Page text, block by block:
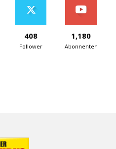
408
Follower
1,180
Abonnenten